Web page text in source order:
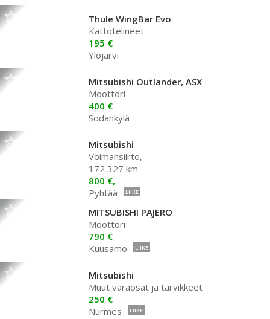
Thule WingBar Evo
Kattotelineet
195 €
Ylöjärvi
Mitsubishi Outlander, ASX
Moottori
400 €
Sodankylä
Mitsubishi
Voimansiirto,
172 327 km
800 €,
Pyhtää
LIIKE
MITSUBISHI PAJERO
Moottori
790 €
Kuusamo
LIIKE
Mitsubishi
Muut varaosat ja tarvikkeet
250 €
Nurmes
LIIKE